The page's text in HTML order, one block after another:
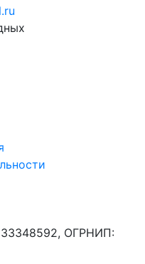
ОГРНИП: